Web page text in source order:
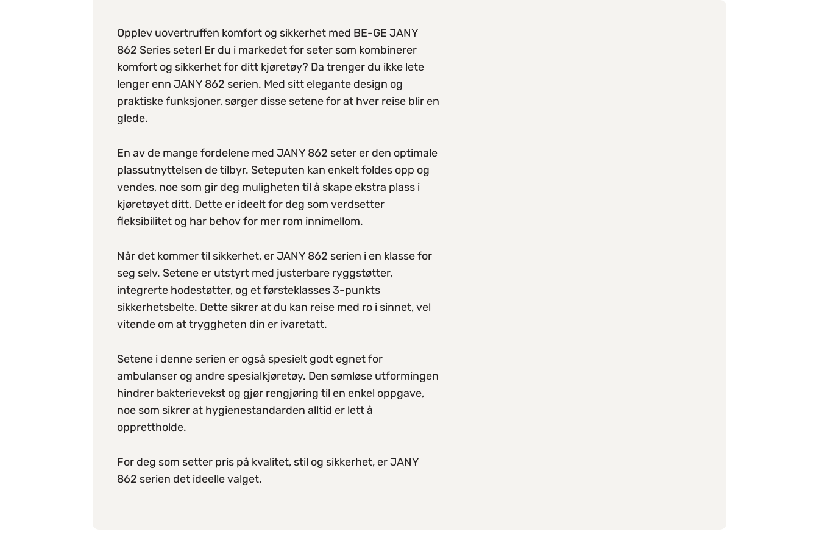
Opplev uovertruffen komfort og sikkerhet med BE-GE JANY
862 Series seter! Er du i markedet for seter som kombinerer
komfort og sikkerhet for ditt kjøretøy? Da trenger du ikke lete
lenger enn JANY 862 serien. Med sitt elegante design og
praktiske funksjoner, sørger disse setene for at hver reise blir en
glede.
En av de mange fordelene med JANY 862 seter er den optimale
plassutnyttelsen de tilbyr. Seteputen kan enkelt foldes opp og
vendes, noe som gir deg muligheten til å skape ekstra plass i
kjøretøyet ditt. Dette er ideelt for deg som verdsetter
fleksibilitet og har behov for mer rom innimellom.
Når det kommer til sikkerhet, er JANY 862 serien i en klasse for
seg selv. Setene er utstyrt med justerbare ryggstøtter,
integrerte hodestøtter, og et førsteklasses 3-punkts
sikkerhetsbelte. Dette sikrer at du kan reise med ro i sinnet, vel
vitende om at tryggheten din er ivaretatt.
Setene i denne serien er også spesielt godt egnet for
ambulanser og andre spesialkjøretøy. Den sømløse utformingen
hindrer bakterievekst og gjør rengjøring til en enkel oppgave,
noe som sikrer at hygienestandarden alltid er lett å
opprettholde.
For deg som setter pris på kvalitet, stil og sikkerhet, er JANY
862 serien det ideelle valget.